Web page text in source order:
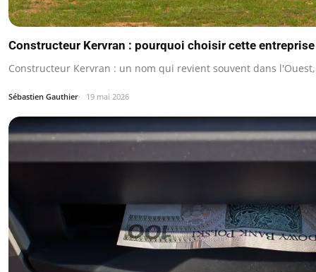
Constructeur Kervran : pourquoi choisir cette entreprise
Constructeur Kervran : un nom qui revient souvent dans
Sébastien Gauthier 19 mai 2026